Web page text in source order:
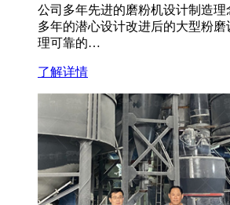
公司多年先进的磨粉机设计制造
多年的潜心设计改进后的大型粉
理可靠的…
了解详情